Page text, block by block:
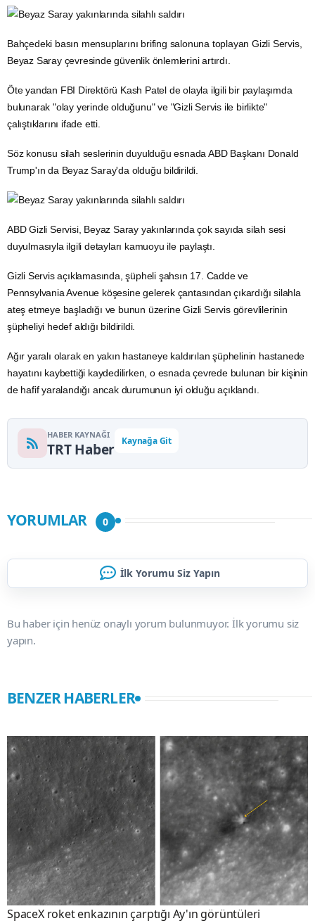
Bahçedeki basın mensuplarını brifing salonuna toplayan Gizli Servis,
Beyaz Saray çevresinde güvenlik önlemlerini artırdı.
Öte yandan FBI Direktörü Kash Patel de olayla ilgili bir paylaşımda
bulunarak "olay yerinde olduğunu" ve "Gizli Servis ile birlikte"
çalıştıklarını ifade etti.
Söz konusu silah seslerinin duyulduğu esnada ABD Başkanı Donald
Trump'ın da Beyaz Saray'da olduğu bildirildi.
ABD Gizli Servisi, Beyaz Saray yakınlarında çok sayıda silah sesi
duyulmasıyla ilgili detayları kamuoyu ile paylaştı.
Gizli Servis açıklamasında, şüpheli şahsın 17. Cadde ve
Pennsylvania Avenue köşesine gelerek çantasından çıkardığı silahla
ateş etmeye başladığı ve bunun üzerine Gizli Servis görevlilerinin
şüpheliyi hedef aldığı bildirildi.
Ağır yaralı olarak en yakın hastaneye kaldırılan şüphelinin hastanede
hayatını kaybettiği kaydedilirken, o esnada çevrede bulunan bir kişinin
de hafif yaralandığı ancak durumunun iyi olduğu açıklandı.
HABER KAYNAĞI
TRT Haber Kaynağa Git
YORUMLAR 0
İlk Yorumu Siz Yapın
Bu haber için henüz onaylı yorum bulunmuyor. İlk yorumu siz
yapın.
BENZER HABERLER
SpaceX roket enkazının çarptığı Ay'ın görüntüleri